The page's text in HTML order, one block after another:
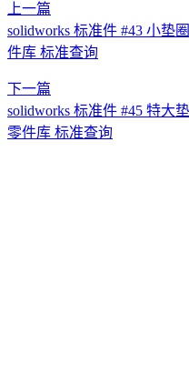
上一篇
solidworks 标准件 #43 小垫
件库 标准查询
下一篇
solidworks 标准件 #45 特大
零件库 标准查询